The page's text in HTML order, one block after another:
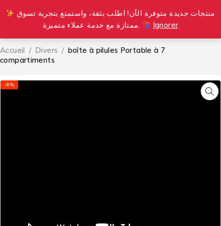
ممتازة مع خدمة عملاء متميزة.
Ignorer
0
Accueil / Divers / boîte à pilules Portable à 7
compartiments
-8%